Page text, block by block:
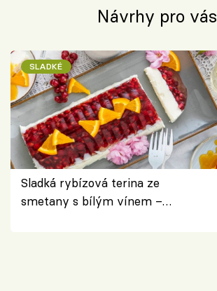
Návrhy pro vás
SLADKÉ
Sladká rybízová terina ze
smetany s bílým vínem –